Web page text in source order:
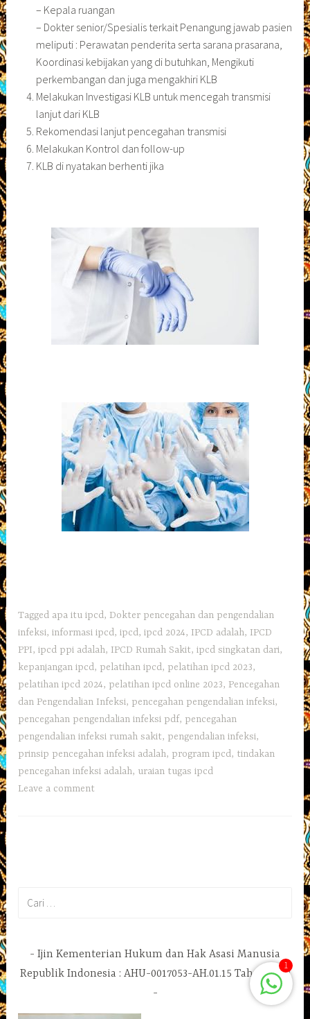
– Kepala ruangan
– Dokter senior/Spesialis terkait Penangung jawab pasien
meliputi : Perawatan penderita serta sarana prasarana,
Koordinasi kebijakan yang di butuhkan, Mengikuti
perkembangan dan juga mengakhiri KLB
Melakukan Investigasi KLB untuk mencegah transmisi
lanjut dari KLB
Rekomendasi lanjut pencegahan transmisi
Melakukan Kontrol dan follow-up
KLB di nyatakan berhenti jika
Tagged apa itu ipcd,Dokter pencegahan dan pengendalian
infeksi,informasi ipcd,ipcd,ipcd 2024, IPCD adalah, IPCD
PPI,ipcd ppi adalah, IPCD Rumah Sakit,ipcd singkatan dari,
kepanjangan ipcd, pelatihan ipcd, pelatihan ipcd 2023,
pelatihan ipcd 2024, pelatihan ipcd online 2023, Pencegahan
dan Pengendalian Infeksi, pencegahan pengendalian infeksi,
pencegahan pengendalian infeksi pdf, pencegahan
pengendalian infeksi rumah sakit, pengendalian infeksi,
prinsip pencegahan infeksi adalah, program ipcd, tindakan
pencegahan infeksi adalah, uraian tugas ipcd
Leave a comment
Ijin Kementerian Hukum dan Hak Asasi Manusia
Republik Indonesia : AHU-0017053-AH.01.15 Tahun 2019
1